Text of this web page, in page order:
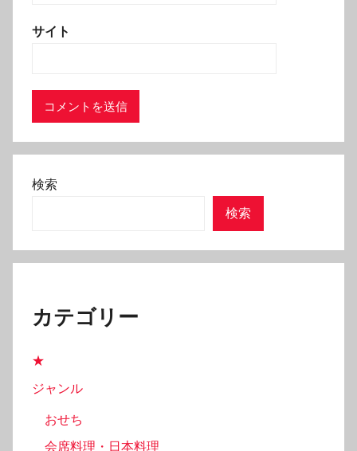
サイト
検索
検索
カテゴリー
★
ジャンル
おせち
会席料理・日本料理